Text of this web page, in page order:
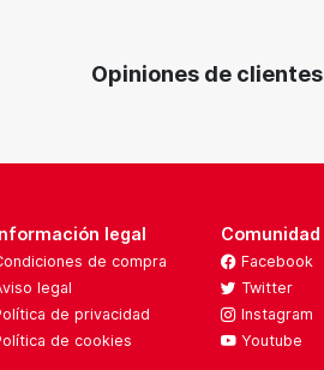
Opiniones de clientes
legal
de compra
legal
de privacidad
de cookies
Comunidad
Facebook
Twitter
Instagram
Youtube